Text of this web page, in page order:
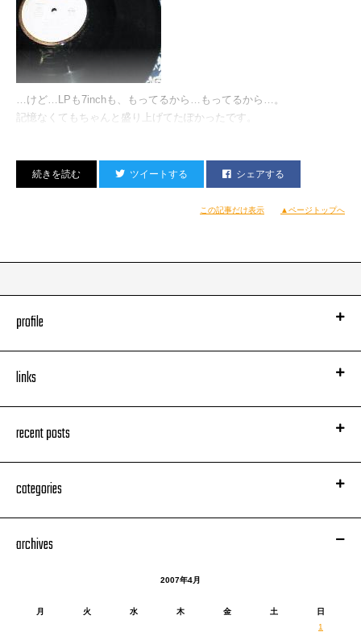
…けど…LPも7inchも、もってるから…もってるから…。
記憶なくてもちゃんと盛り上げてたぽかったです。
バーカウンターではこいつがお出迎え。
ちなみにアップにするとこうなります。
ツイートする シェアする
この記事だけ表示 ▲ページトップへ
profile
links
recent posts
categories
archives
2007年4月
月 火 水 木 金 土
日
1